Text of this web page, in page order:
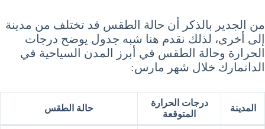
من الجدير بالذكر أن حالة الطقس قد تختلف من مدينة
إلى أخرى، لذلك نقدم هنا شبه جدول يوضح درجات
الحرارة وحالة الطقس في أبرز المدن السياحية في
الدانمارك خلال شهر مارس:
المدينة
درجات الحرارة
المتوقعة
حالة الطقس